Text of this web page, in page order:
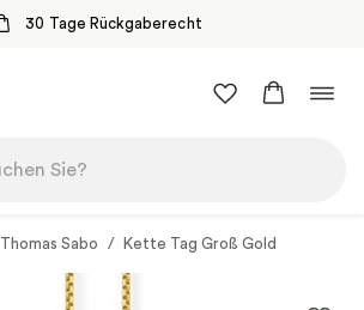
30 Tage Rückgaberecht
Thomas Sabo / Kette Tag Groß Gold